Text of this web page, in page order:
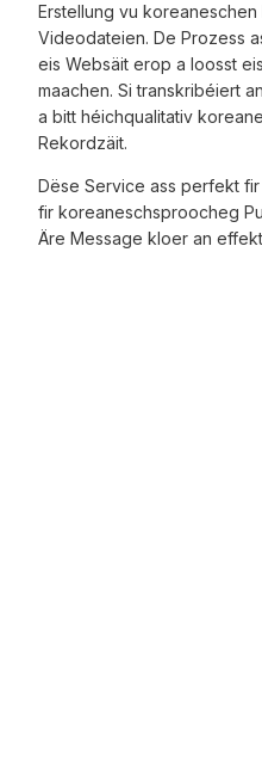
Erstellung vu
Videodateien. De Prozess
eis Websäit erop a loosst
maachen. Si transkribéiert
a bitt héichqualitativ
Rekordzäit.
Dëse Service ass perfekt
fir koreaneschsproocheg
Äre Message kloer an